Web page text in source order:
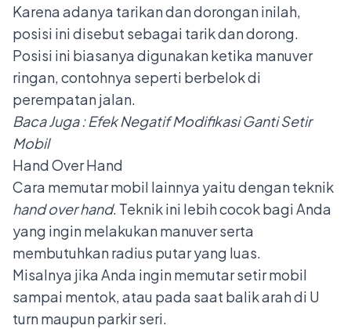
Karena adanya tarikan dan dorongan inilah,
posisi ini disebut sebagai tarik dan dorong.
Posisi ini biasanya digunakan ketika manuver
ringan, contohnya seperti berbelok di
perempatan jalan.
Baca Juga :Efek Negatif Modifikasi Ganti Setir
Mobil
Hand Over Hand
Cara memutar mobil lainnya yaitu dengan teknik
hand over hand. Teknik ini lebih cocok bagi Anda
yang ingin melakukan manuver serta
membutuhkan radius putar yang luas.
Misalnya jika Anda ingin memutar setir mobil
sampai mentok, atau pada saat balik arah di U
turn maupun parkir seri.